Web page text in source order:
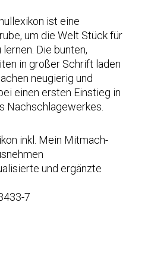
ist eine
um die Welt Stück für
Die bunten,
in großer Schrift laden
neugierig und
einen ersten Einstieg in
Nachschlagewerkes.
inkl. Mein Mitmach-
und ergänzte
7